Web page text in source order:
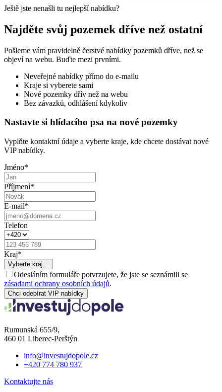
Ještě jste nenašli tu nejlepší nabídku?
Najděte svůj pozemek dříve než ostatní
Pošleme vám pravidelně čerstvé nabídky pozemků dříve, než se
objeví na webu. Buďte mezi prvními.
Neveřejné nabídky přímo do e-mailu
Kraje si vyberete sami
Nové pozemky dřív než na webu
Bez závazků, odhlášení kdykoliv
Nastavte si hlídacího psa na nové pozemky
Vyplňte kontaktní údaje a vyberte kraje, kde chcete dostávat nové
VIP nabídky.
Jméno*
Příjmení*
E-mail*
Telefon
Kraj*
Vyberte kraj…
Odesláním formuláře potvrzujete, že jste se seznámili se
zásadami ochrany osobních údajů.
Chci odebírat VIP nabídky
Rumunská 655/9,
460 01 Liberec-Perštýn
info@investujdopole.cz
+420 774 780 937
Kontaktujte nás